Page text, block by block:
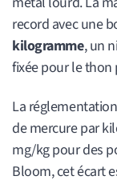
record avec une
kilogramme, un
fixée pour le
La
de mercure par
mg/kg pour des
Bloom, cet écart